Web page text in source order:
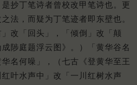
抄丁笔诗者曾校改甲笔诗也。更
法，而疑为丁笔迹者即东壁也。
改「回头」，「倾倒」改「颠
陟庭题浮云图》。）「黄华谷名
名何噪」，（七古《登黄华至王
叶水声中」改「一川红树水声